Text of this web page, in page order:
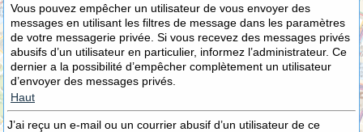
Vous pouvez empêcher un utilisateur de vous envoyer des
messages en utilisant les filtres de message dans les paramètres
de votre messagerie privée. Si vous recevez des messages privés
abusifs d’un utilisateur en particulier, informez l’administrateur. Ce
dernier a la possibilité d’empêcher complètement un utilisateur
d’envoyer des messages privés.
Haut
J’ai reçu un e-mail ou un courrier abusif d’un utilisateur de ce